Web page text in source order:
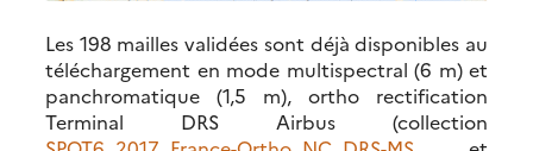
Les 198 mailles validées sont déjà disponibles au
téléchargement en mode multispectral (6 m) et
panchromatique (1,5 m), ortho rectification
Terminal DRS Airbus (collection